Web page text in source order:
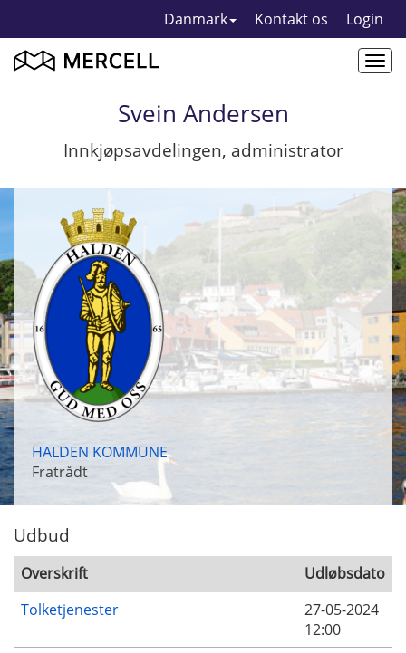
Danmark Kontakt os Login
Svein Andersen
Innkjøpsavdelingen, administrator
HALDEN KOMMUNE
Fratrådt
Udbud
Overskrift
Udløbsdato
Tolketjenester
27-05-2024
12:00